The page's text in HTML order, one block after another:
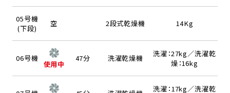
05号機
(下段)
空 2段式乾燥機 14Kg
06号機
使用中
47分 洗濯乾燥機
洗濯：27kg／洗濯乾
燥：16kg
洗濯：17kg／洗濯乾